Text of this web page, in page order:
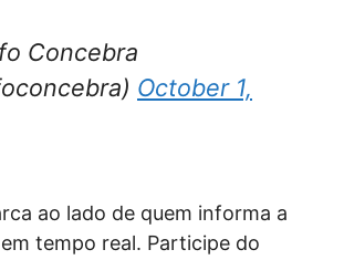
Concebra
October 1,
ao lado de quem informa a
tempo real. Participe do